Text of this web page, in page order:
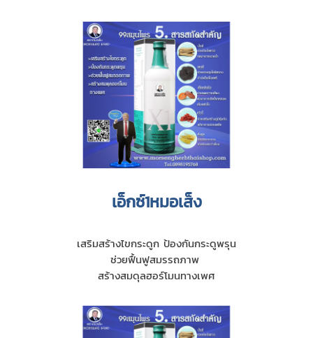
เอ็กซ์1หมอเส็ง
เสริมสร้างไขกระดูก ป้องกันกระดูพรุน
ช่วยฟื้นฟูสมรรถภาพ
สร้างสมดุลฮอร์โมนทางเพศ